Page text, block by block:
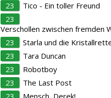
23
Tico - Ein toller Freund
23
Verschollen zwischen fremden
23
Starla und die
23
Tara Duncan
23
Robotboy
23
The Last Post
23
Mensch, Derek!